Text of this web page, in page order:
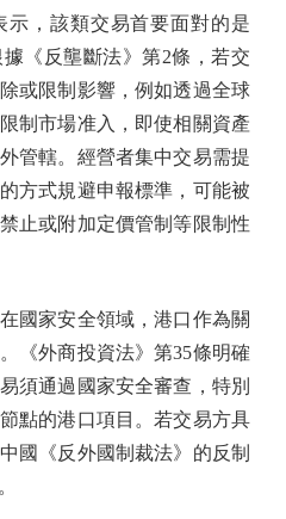
，該類交易首要面對的是
據《反壟斷法》第2條，若交
或限制影響，例如透過全球
制市場准入，即使相關資產
管轄。經營者集中交易需提
方式規避申報標準，可能被
止或附加定價管制等限制性
家安全領域，港口作為關
《外商投資法》第35條明確
須通過國家安全審查，特別
點的港口項目。若交易方具
國《反外國制裁法》的反制